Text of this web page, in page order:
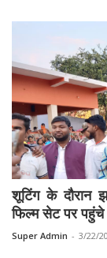
शूटिंग के दौरान
फिल्म सेट पर पहुंचे
Super Admin - 3/22/